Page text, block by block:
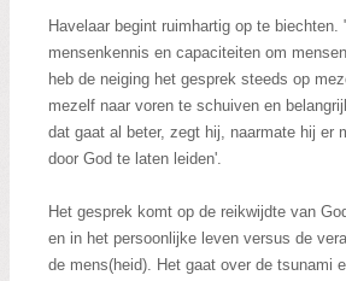
Havelaar begint ruimhartig op te biechten.
mensenkennis en capaciteiten om
heb de neiging het gesprek steeds op
mezelf naar voren te schuiven en
dat gaat al beter, zegt hij, naarmate hij er
door God te laten leiden'.
Het gesprek komt op de reikwijdte van
en in het persoonlijke leven versus de
de mens(heid). Het gaat over de tsunami